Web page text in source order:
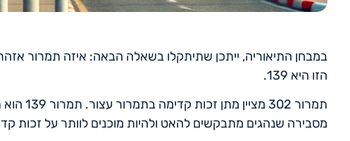
הזו היא 139.
תמרור
מסבירה שנהגים מתבקשים להאט ולהיות מוכנים לוותר על זכות